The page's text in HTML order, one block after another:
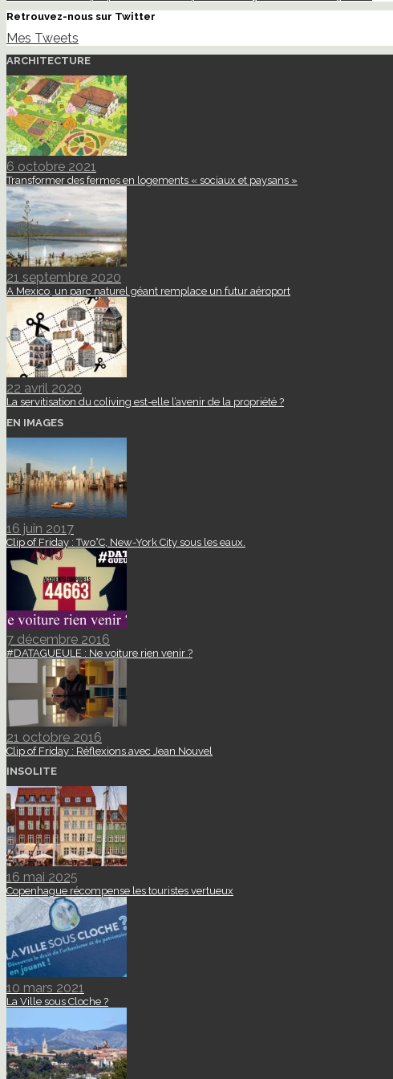
Retrouvez-nous sur Twitter
Mes Tweets
ARCHITECTURE
6 octobre 2021
Transformer des fermes en logements « sociaux et paysans »
21 septembre 2020
A Mexico, un parc naturel géant remplace un futur aéroport
22 avril 2020
La servitisation du coliving est-elle l’avenir de la propriété ?
EN IMAGES
16 juin 2017
Clip of Friday : Two°C, New-York City sous les eaux.
7 décembre 2016
#DATAGUEULE : Ne voiture rien venir ?
21 octobre 2016
Clip of Friday : Réflexions avec Jean Nouvel
INSOLITE
16 mai 2025
Copenhague récompense les touristes vertueux
10 mars 2021
La Ville sous Cloche ?